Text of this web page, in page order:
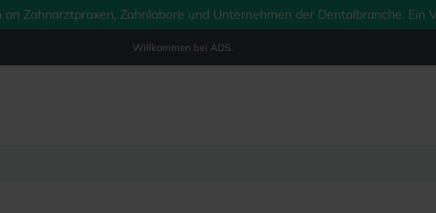
Zahnarztpraxen, Zahnlabore und Unternehmen der Dentalbranche. Ein
Willkommen bei ADS.